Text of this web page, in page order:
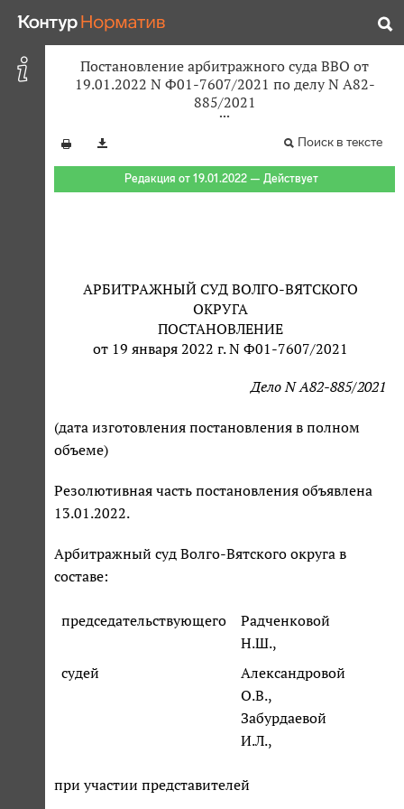
Постановление арбитражного суда ВВО от
19.01.2022 N Ф01-7607/2021 по делу N А82-
885/2021
Поиск в тексте
Редакция от 19.01.2022 — Действует
АРБИТРАЖНЫЙ СУД ВОЛГО-ВЯТСКОГО
ОКРУГА
ПОСТАНОВЛЕНИЕ
от 19 января 2022 г. N Ф01-7607/2021
Дело N А82-885/2021
(дата изготовления постановления в полном
объеме)
Резолютивная часть постановления объявлена
13.01.2022.
Арбитражный суд Волго-Вятского округа в
составе:
председательствующего
Радченковой
Н.Ш.,
судей
Александровой
О.В.,
Забурдаевой
И.Л.,
при участии представителей